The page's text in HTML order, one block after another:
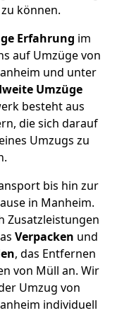
können.
Erfahrung im
auf Umzüge von
und unter
Umzüge
besteht aus
die sich darauf
Umzugs zu
bis hin zur
in Manheim.
Zusatzleistungen
Verpacken und
, das Entfernen
von Müll an. Wir
Umzug von
individuell